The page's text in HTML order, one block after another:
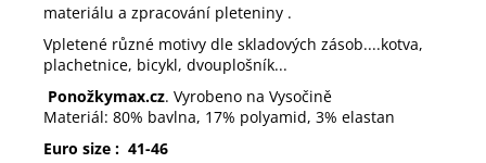
materiálu a zpracování pleteniny .
Vpletené různé motivy dle skladových zásob....kotva,
plachetnice, bicykl, dvouplošník...
Ponožkymax.cz. Vyrobeno na Vysočině
Materiál: 80% bavlna, 17% polyamid, 3% elastan
Euro size : 41-46